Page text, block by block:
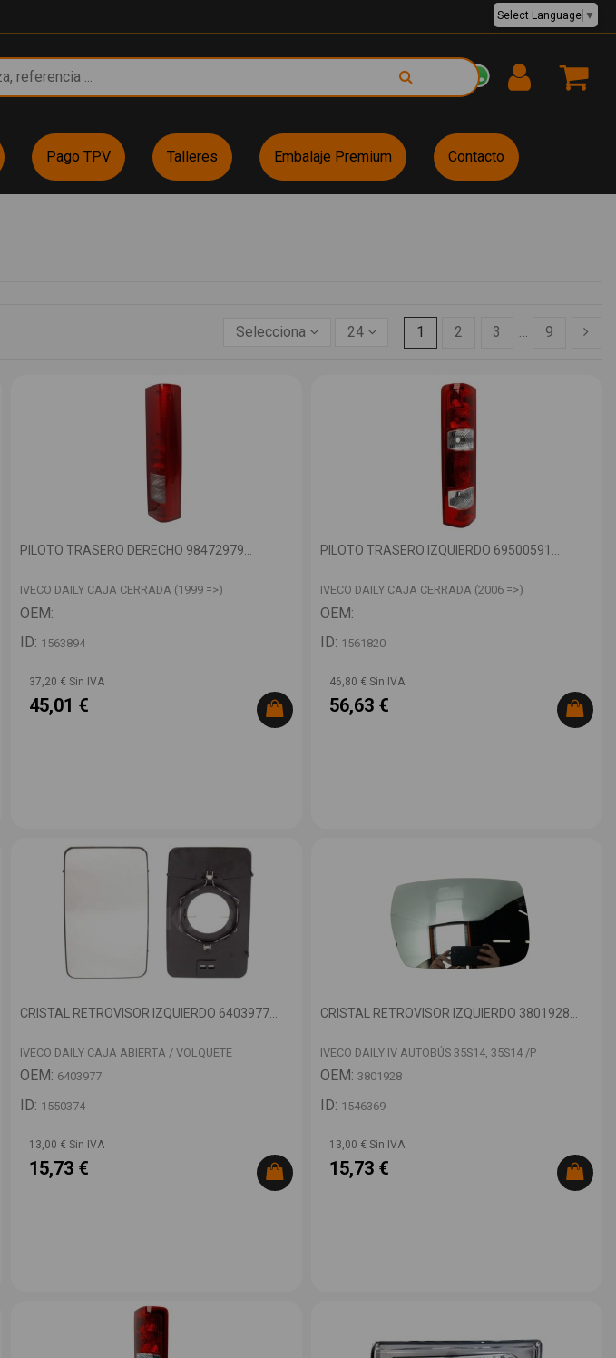
EUR €
Select Language ▼
Pago TPV Talleres Embalaje Premium Contacto
Selecciona 24 1 2 3 … 9
PILOTO TRASERO DERECHO 98472979...
IVECO DAILY CAJA CERRADA (1999 =>)
OEM: -
ID: 1563894
37,20 € Sin IVA
45,01 €
PILOTO TRASERO IZQUIERDO 69500591...
IVECO DAILY CAJA CERRADA (2006 =>)
OEM: -
ID: 1561820
46,80 € Sin IVA
56,63 €
CRISTAL RETROVISOR IZQUIERDO 6403977...
IVECO DAILY CAJA ABIERTA / VOLQUETE
OEM: 6403977
ID: 1550374
13,00 € Sin IVA
15,73 €
CRISTAL RETROVISOR IZQUIERDO 3801928...
IVECO DAILY IV AUTOBÚS 35S14, 35S14 /P
OEM: 3801928
ID: 1546369
13,00 € Sin IVA
15,73 €